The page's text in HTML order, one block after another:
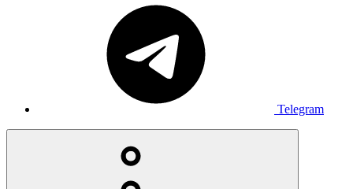
Telegram